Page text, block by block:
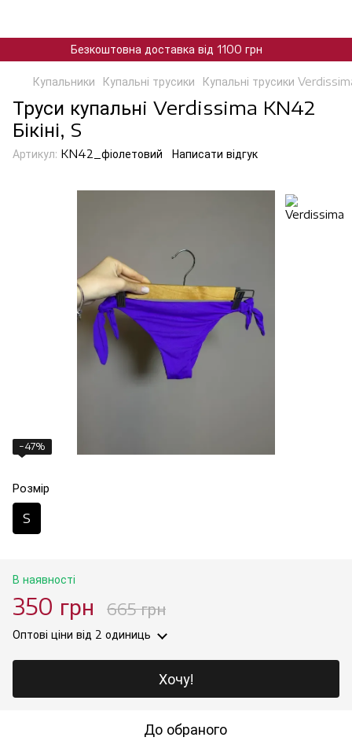
Безкоштовна доставка від 1100 грн
Купальники Купальні трусики Купальні трусики
Труси купальнi Verdissima KN42
Бікіні, S
Артикул: KN42_фiолетовий Написати відгук
−47%
Розмір
S
В наявності
350 грн 665 грн
Оптові ціни від 2 одиниць
Хочу!
До обраного